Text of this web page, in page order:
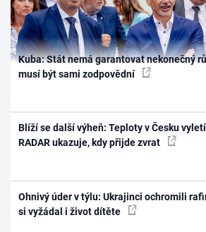
Kuba: Stát nemá garantovat nekonečný
musí být sami zodpovědní
Blíží se další výheň: Teploty v Česku
RADAR ukazuje, kdy přijde zvrat
Ohnivý úder v týlu: Ukrajinci ochromili
si vyžádal i život dítěte